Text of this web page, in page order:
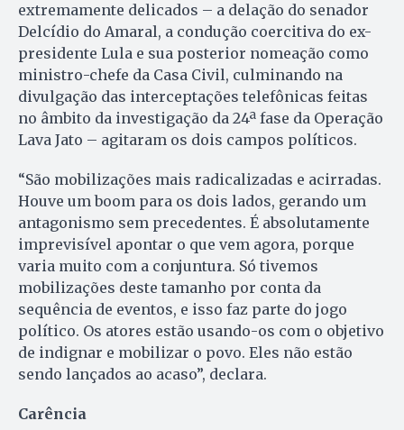
extremamente delicados – a delação do senador
Delcídio do Amaral, a condução coercitiva do ex-
presidente Lula e sua posterior nomeação como
ministro-chefe da Casa Civil, culminando na
divulgação das interceptações telefônicas feitas
no âmbito da investigação da 24ª fase da Operação
Lava Jato – agitaram os dois campos políticos.
“São mobilizações mais radicalizadas e acirradas.
Houve um boom para os dois lados, gerando um
antagonismo sem precedentes. É absolutamente
imprevisível apontar o que vem agora, porque
varia muito com a conjuntura. Só tivemos
mobilizações deste tamanho por conta da
sequência de eventos, e isso faz parte do jogo
político. Os atores estão usando-os com o objetivo
de indignar e mobilizar o povo. Eles não estão
sendo lançados ao acaso”, declara.
Carência